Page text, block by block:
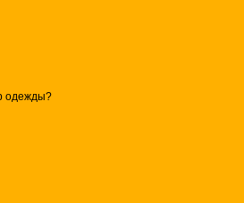
одежды?